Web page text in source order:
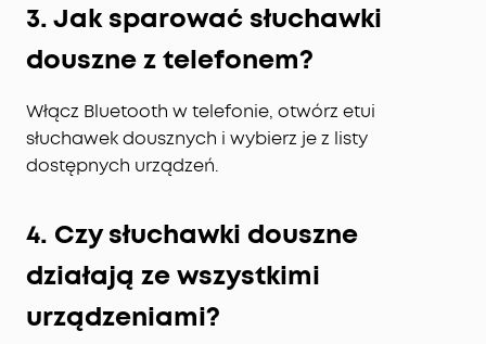
3. Jak sparować słuchawki
douszne z telefonem?
Włącz Bluetooth w telefonie, otwórz etui
słuchawek dousznych i wybierz je z listy
dostępnych urządzeń.
4. Czy słuchawki douszne
działają ze wszystkimi
urządzeniami?